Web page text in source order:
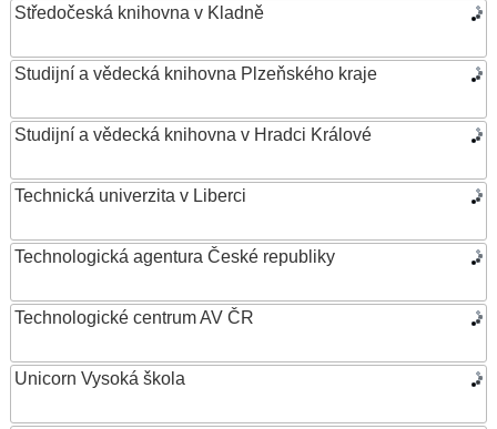
Středočeská knihovna v Kladně
Studijní a vědecká knihovna Plzeňského kraje
Studijní a vědecká knihovna v Hradci Králové
Technická univerzita v Liberci
Technologická agentura České republiky
Technologické centrum AV ČR
Unicorn Vysoká škola